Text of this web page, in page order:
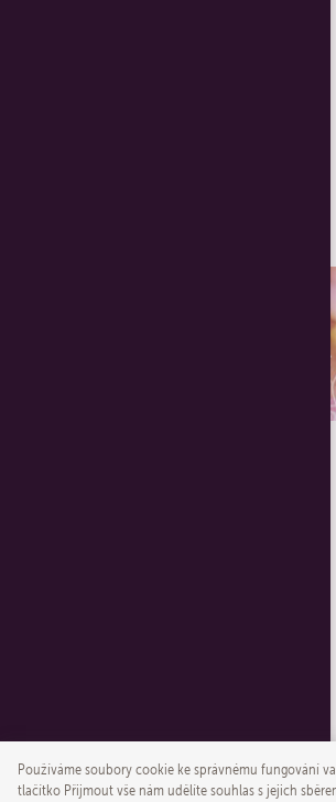
Používáme soubory cookie ke správnému fungování
tlačítko Přijmout vše nám udělíte souhlas s jejich